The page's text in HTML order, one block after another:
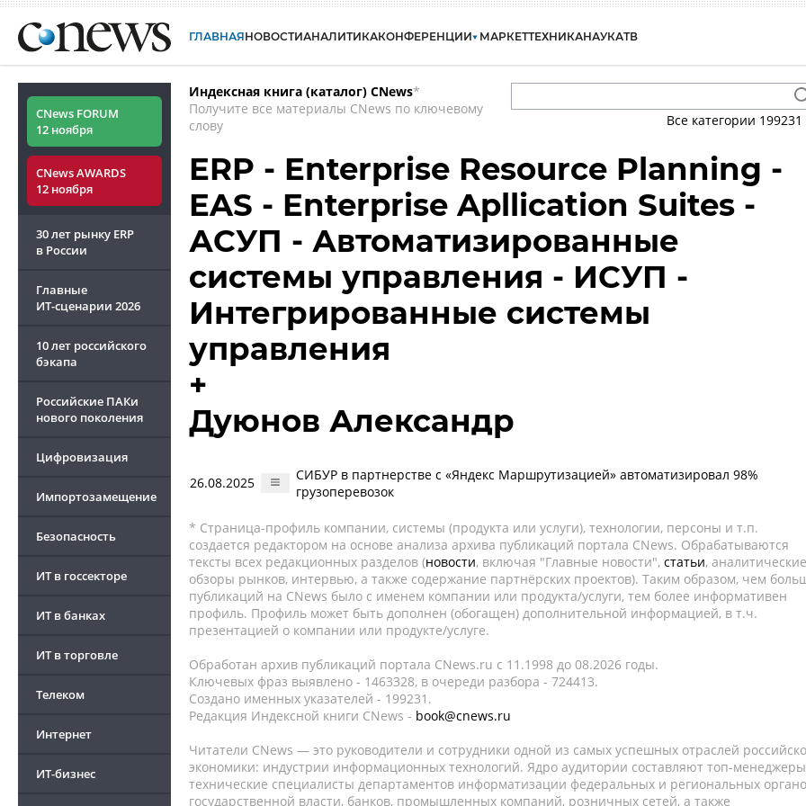
ГЛАВНАЯНОВОСТИАНАЛИТИКАКОНФЕРЕНЦИИ МАРКЕТТЕХНИКАНАУКАТВ
CNews FORUM
12 ноября
CNews AWARDS
12 ноября
30 лет рынку ERP
в России
Главные
ИТ-сценарии 2026
10 лет российского
бэкапа
Российские ПАКи
нового поколения
Цифровизация
Импортозамещение
Безопасность
ИТ в госсекторе
ИТ в банках
ИТ в торговле
Телеком
Интернет
ИТ-бизнес
Индексная книга (каталог) CNews*
Получите все материалы CNews по ключевому
слову
Все категории 199231
ERP - Enterprise Resource Planning -
EAS - Enterprise Apllication Suites -
АСУП - Автоматизированные
системы управления - ИСУП -
Интегрированные системы
управления
+
Дуюнов Александр
26.08.2025
СИБУР в партнерстве с «Яндекс Маршрутизацией» автоматизировал 98%
грузоперевозок
* Страница-профиль компании, системы (продукта или услуги), технологии, персоны и т.п.
создается редактором на основе анализа архива публикаций портала CNews. Обрабатываются
тексты всех редакционных разделов (новости, включая "Главные новости", статьи, аналитические
обзоры рынков, интервью, а также содержание партнёрских проектов). Таким образом, чем
публикаций на CNews было с именем компании или продукта/услуги, тем более информативен
профиль. Профиль может быть дополнен (обогащен) дополнительной информацией, в т.ч.
презентацией о компании или продукте/услуге.
Обработан архив публикаций портала CNews.ru c 11.1998 до 08.2026 годы.
Ключевых фраз выявлено - 1463328, в очереди разбора - 724413.
Создано именных указателей - 199231.
Редакция Индексной книги CNews - book@cnews.ru
Читатели CNews — это руководители и сотрудники одной из самых успешных отраслей
экономики: индустрии информационных технологий. Ядро аудитории составляют топ-
технические специалисты департаментов информатизации федеральных и региональных
государственной власти, банков, промышленных компаний, розничных сетей, а также